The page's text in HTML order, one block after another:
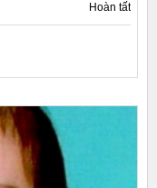
Hoàn tất